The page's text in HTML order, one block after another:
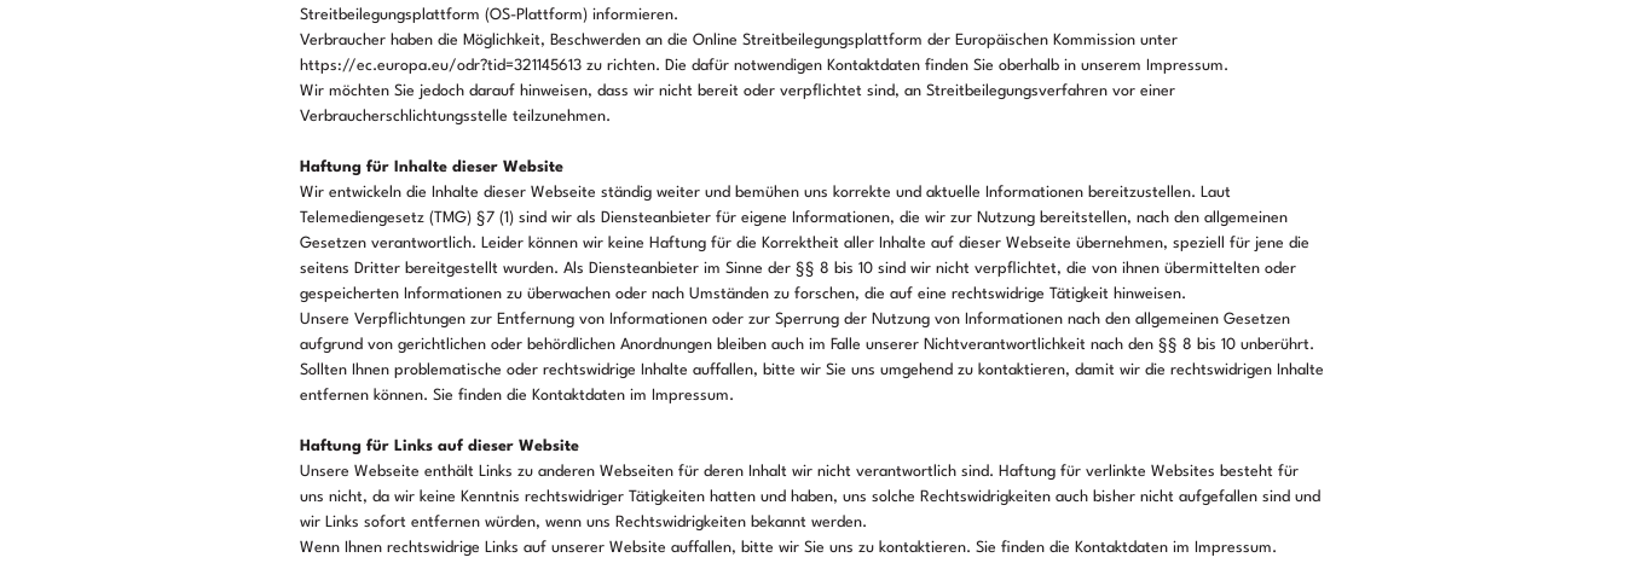
Streitbeilegungsplattform (OS-Plattform) informieren.
Verbraucher haben die Möglichkeit, Beschwerden an die Online Streitbeilegungsplattform der Europäischen Kommission unter
https://ec.europa.eu/odr?tid=321145613 zu richten. Die dafür notwendigen Kontaktdaten finden Sie oberhalb in unserem Impressum.
Wir möchten Sie jedoch darauf hinweisen, dass wir nicht bereit oder verpflichtet sind, an Streitbeilegungsverfahren vor einer
Verbraucherschlichtungsstelle teilzunehmen.
Haftung für Inhalte dieser Website
Wir entwickeln die Inhalte dieser Webseite ständig weiter und bemühen uns korrekte und aktuelle Informationen bereitzustellen. Laut
Telemediengesetz (TMG) §7 (1) sind wir als Diensteanbieter für eigene Informationen, die wir zur Nutzung bereitstellen, nach den allgemeinen
Gesetzen verantwortlich. Leider können wir keine Haftung für die Korrektheit aller Inhalte auf dieser Webseite übernehmen, speziell für jene die
seitens Dritter bereitgestellt wurden. Als Diensteanbieter im Sinne der §§ 8 bis 10 sind wir nicht verpflichtet, die von ihnen übermittelten oder
gespeicherten Informationen zu überwachen oder nach Umständen zu forschen, die auf eine rechtswidrige Tätigkeit hinweisen.
Unsere Verpflichtungen zur Entfernung von Informationen oder zur Sperrung der Nutzung von Informationen nach den allgemeinen Gesetzen
aufgrund von gerichtlichen oder behördlichen Anordnungen bleiben auch im Falle unserer Nichtverantwortlichkeit nach den §§ 8 bis 10 unberührt.
Sollten Ihnen problematische oder rechtswidrige Inhalte auffallen, bitte wir Sie uns umgehend zu kontaktieren, damit wir die rechtswidrigen Inhalte
entfernen können. Sie finden die Kontaktdaten im Impressum.
Haftung für Links auf dieser Website
Unsere Webseite enthält Links zu anderen Webseiten für deren Inhalt wir nicht verantwortlich sind. Haftung für verlinkte Websites besteht für
uns nicht, da wir keine Kenntnis rechtswidriger Tätigkeiten hatten und haben, uns solche Rechtswidrigkeiten auch bisher nicht aufgefallen sind und
wir Links sofort entfernen würden, wenn uns Rechtswidrigkeiten bekannt werden.
Wenn Ihnen rechtswidrige Links auf unserer Website auffallen, bitte wir Sie uns zu kontaktieren. Sie finden die Kontaktdaten im Impressum.